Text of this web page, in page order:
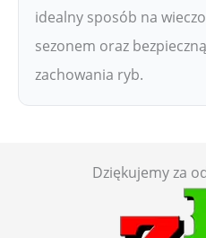
idealny sposób na
sezonem oraz
zachowania ryb.
Dziękujemy za